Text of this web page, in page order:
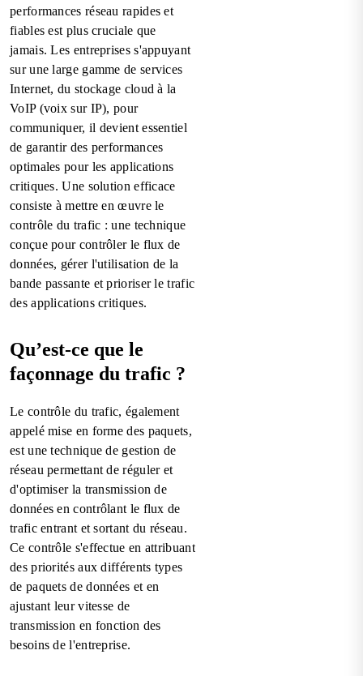
performances réseau rapides et
fiables est plus cruciale que
jamais. Les entreprises s'appuyant
sur une large gamme de services
Internet, du stockage cloud à la
VoIP (voix sur IP), pour
communiquer, il devient essentiel
de garantir des performances
optimales pour les applications
critiques. Une solution efficace
consiste à mettre en œuvre le
contrôle du trafic : une technique
conçue pour contrôler le flux de
données, gérer l'utilisation de la
bande passante et prioriser le trafic
des applications critiques.
Qu’est-ce que le
façonnage du trafic ?
Le contrôle du trafic, également
appelé mise en forme des paquets,
est une technique de gestion de
réseau permettant de réguler et
d'optimiser la transmission de
données en contrôlant le flux de
trafic entrant et sortant du réseau.
Ce contrôle s'effectue en attribuant
des priorités aux différents types
de paquets de données et en
ajustant leur vitesse de
transmission en fonction des
besoins de l'entreprise.